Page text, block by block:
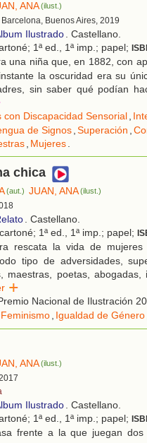
ANA(ilust.)
Barcelona, Buenos Aires, 2019
Ilustrado. Castellano.
1ª ed., 1ª imp.; papel;
una niña que, en 1882, con
la oscuridad era su
sin saber qué podían
con Discapacidad Sensorial,
de Signos,Superación ,
, Mujeres.
chica
(aut.) JUAN, ANA(ilust.)
. Castellano.
1ª ed., 1ª imp.; papel;
rescata la vida de mujeres
tipo de adversidades,
maestras, poetas,
Nacional de Ilustración
Feminismo, Igualdad de Género
ANA(ilust.)
Ilustrado. Castellano.
1ª ed., 1ª imp.; papel;
frente a la que juegan